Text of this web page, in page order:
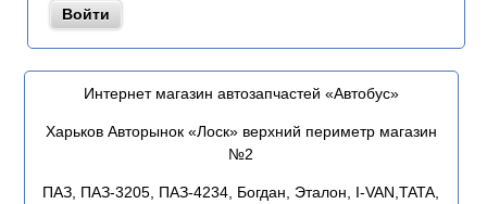
Интернет магазин автозапчастей «Автобус»
Харьков Авторынок «Лоск» верхний периметр магазин
№2
ПАЗ, ПАЗ-3205, ПАЗ-4234, Богдан, Эталон, I-VAN,TATA,